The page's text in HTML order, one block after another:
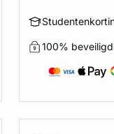
100%